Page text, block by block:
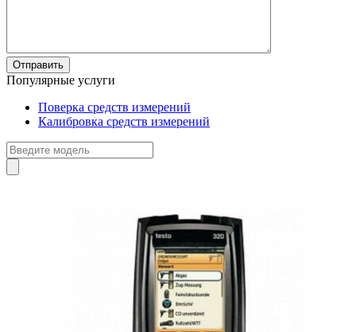
Популярные услуги
Поверка средств измерений
Калибровка средств измерений